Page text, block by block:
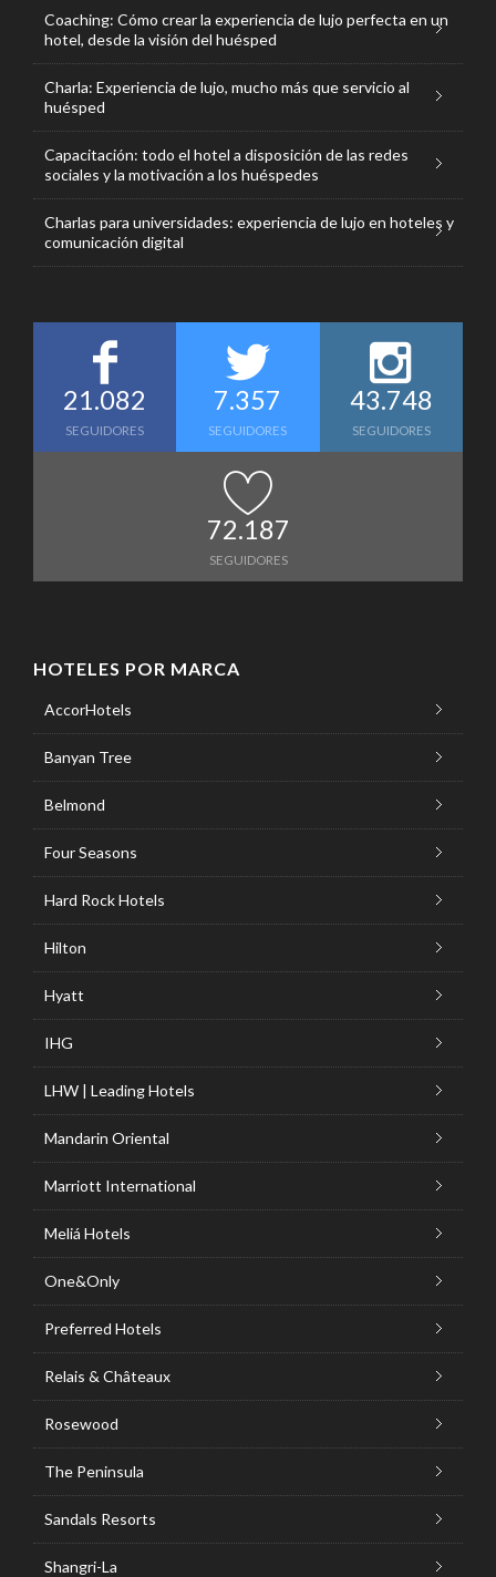
Coaching: Cómo crear la experiencia de lujo perfecta en un
hotel, desde la visión del huésped
Charla: Experiencia de lujo, mucho más que servicio al
huésped
Capacitación: todo el hotel a disposición de las redes
sociales y la motivación a los huéspedes
Charlas para universidades: experiencia de lujo en hoteles y
comunicación digital
21.082
SEGUIDORES
7.357
SEGUIDORES
43.748
SEGUIDORES
72.187
SEGUIDORES
HOTELES POR MARCA
AccorHotels
Banyan Tree
Belmond
Four Seasons
Hard Rock Hotels
Hilton
Hyatt
IHG
LHW | Leading Hotels
Mandarin Oriental
Marriott International
Meliá Hotels
One&Only
Preferred Hotels
Relais & Châteaux
Rosewood
The Peninsula
Sandals Resorts
Shangri-La